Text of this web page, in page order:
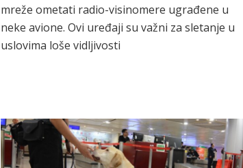
mreže ometati radio-visinomere ugrađene u
neke avione. Ovi uređaji su važni za sletanje u
uslovima loše vidljivosti